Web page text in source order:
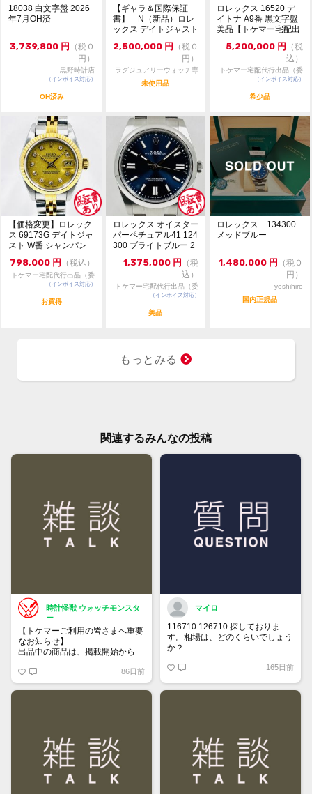
18038 白文字盤 2026
年7月OH済
3,739,800 円
（税０
円）
黒野時計店
（インボイス対応）
OH済み
【ギャラ＆国際保証
書】 N（新品）ロレ
ックス デイトジャスト
126231 36m...
2,500,000 円
（税０
円）
ラグジュアリーウォッチ専
門店：R/M
未使用品
ロレックス 16520 デ
イトナ A9番 黒文字盤
美品【トケマー宅配出
5,200,000 円
（税
込）
トケマー宅配代行出品（委
託販売）
（インボイス対応）
希少品
【価格変更】ロレック
ス 69173G デイトジャ
スト W番 シャンパン
798,000 円 （税込）
トケマー宅配代行出品（委
託販売）
（インボイス対応）
お買得
ロレックス オイスター
パーペチュアル41 124
300 ブライトブルー 2
1,375,000 円 （税
込）
トケマー宅配代行出品（委
託販売）
（インボイス対応）
美品
ロレックス 134300
メッドブルー
1,480,000 円 （税０
円）
yoshihiro
国内正規品
もっとみる
関連するみんなの投稿
時計怪獣 ウォッチモンスタ
ー
【トケマーご利用の皆さまへ重要
なお知らせ】
出品中の商品は、掲載開始から
「下書き」へ戻ります。
トップページでお気に入り登録が
できるようになりました。
86日前
マイロ
116710 126710 探しておりま
す。相場は、どのくらいでしょう
か？
165日前